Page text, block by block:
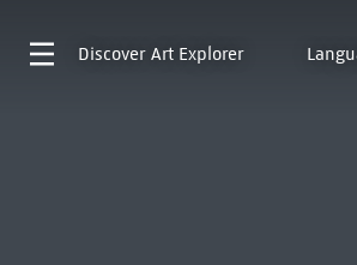
Discover Art Explorer